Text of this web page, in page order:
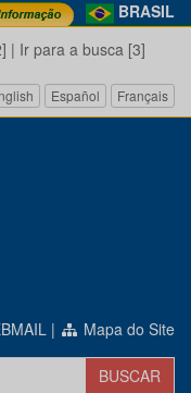
BRASIL
| Ir para a busca [3]
Español Français
| Mapa do Site